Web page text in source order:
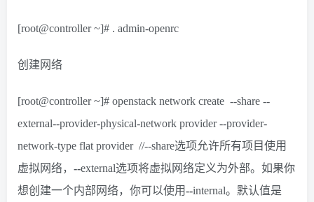
[root@controller ~]# . admin-openrc
创建网络
[root@controller ~]# openstack network create --share --
external--provider-physical-network provider --provider-
network-type flat provider //--share选项允许所有项目使用
虚拟网络， --external选项将虚拟网络定义为外部。如果你
想创建一个内部网络，你可以使用--internal。默认值是